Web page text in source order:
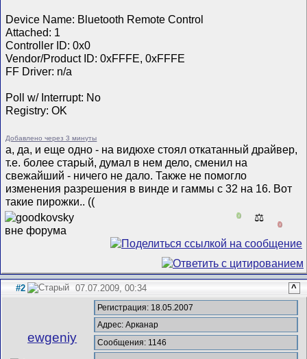
Device Name: Bluetooth Remote Control
Attached: 1
Controller ID: 0x0
Vendor/Product ID: 0xFFFE, 0xFFFE
FF Driver: n/a
Poll w/ Interrupt: No
Registry: OK
Добавлено через 3 минуты
а, да, и еще одно - на видюхе стоял откатанный драйвер,
т.е. более старый, думал в нем дело, сменил на
свежайший - ничего не дало. Также не помогло
изменения разрешения в винде и гаммы с 32 на 16. Вот
такие пирожки.. ((
0 ⚖️
0
#2 07.07.2009, 00:34 ^
ewgeniy
Регистрация: 18.05.2007
Адрес: Арканар
Сообщения: 1146